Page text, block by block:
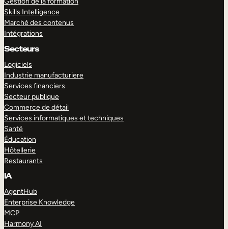
Skills Intelligence
Marché des contenus
Intégrations
Secteurs
Logiciels
Industrie manufacturiere
Services financiers
Secteur publique
Commerce de détail
Services informatiques et techniques
Santé
Éducation
Hôtellerie
Restaurants
IA
AgentHub
Enterprise Knowledge
MCP
Harmony AI